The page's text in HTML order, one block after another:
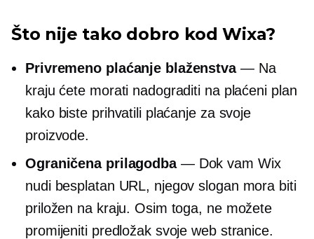
Što nije tako dobro kod Wixa?
Privremeno plaćanje blaženstva— Na
kraju ćete morati nadograditi na plaćeni plan
kako biste prihvatili plaćanje za svoje
proizvode.
Ograničena prilagodba— Dok vam Wix
nudi besplatan URL, njegov slogan mora biti
priložen na kraju. Osim toga, ne možete
promijeniti predložak svoje web stranice.